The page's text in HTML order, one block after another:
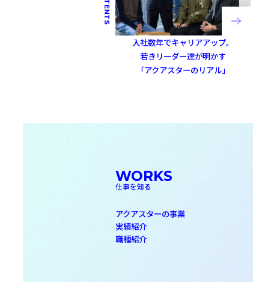
入社数年でキャリアアップ。
若きリーダー達が明かす
「アクアスターのリアル」
WORKS
仕事を知る
アクアスターの事業
実績紹介
職種紹介